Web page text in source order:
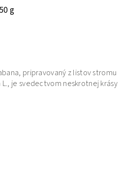
g
pripravovaný z listov stromu
je svedectvom neskrotnej krásy